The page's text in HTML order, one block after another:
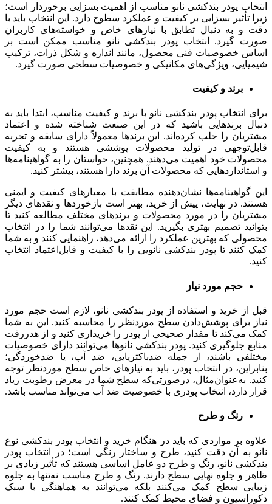
انتخاب پودر بندکشی نانو مناسب از اهمیت بسزایی برخوردار است؛
زیرا تأثیر بسزایی بر کیفیت و عملکرد سطوح دارد. این انتخاب باید با
دقت و به دنبال تطابق با نیازهای خاص و خواسته‌های کاربران
صورت گیرد. انتخاب پودر بندکشی نانو مناسب ممکن است بر
اساس خصوصیات فنی محصول، مانند اندازه و شکل ذرات، ترکیب
شیمیایی، ویژگی‌های مکانیکی و خصوصیات سطحی صورت گیرد.
برند و کیفیت
برای انتخاب پودر بندکشی نانو با برند و کیفیت مناسب، ابتدا باید به
دنبال برندهایی باشید که در این صنعت شناخته شده و اعتماد
مشتریان را جلب کرده‌اند. این برندها معمولاً دارای سابقه و تجربه
قابل‌توجهی در تولید محصولات پوششی هستند و به کیفیت
محصولات خود اهمیت می‌دهند. همچنین، حواستان را به گواهینامه‌ها
و استانداردهایی که محصولات آن برند دارا هستند، بیشتر کنید.
این گواهینامه‌ها نشان‌دهنده مطابقت با معیارهای کیفیت و ایمنی
هستند. در نهایت، پیش از خرید، بهتر است بازخوردها و نقدهای دیگر
مشتریان را در مورد محصولات و برندهای مختلف مطالعه کنید تا
بتوانید تصمیم بهتری بگیرید. این نقدها می‌توانند شما را در انتخاب
محصولی که بهترین عملکرد را ارائه می‌دهد، راهنمایی کنند و به شما
کمک کنند تا پودر بندکشی نانویی را با کیفیت و قابل‌اعتماد انتخاب
کنید.
حجم مورد نیاز
قبل از خرید و استفاده از پودر بندکشی نانو، لازم است حجم مورد
نیاز برای پوشش‌دادن سطح موردنظر را محاسبه کنید. این به شما
کمک می‌کند تا مقدار صحیحی از پودر را خریداری کنید و از هدررفت
منابع جلوگیری کنید. پودر بندکشی نانوها می‌توانند دارای خصوصیات
مختلفی باشند، از جمله ضدباکتریایی، ضد آب، یا ضدخوردگی؛
بنابراین، در انتخاب پودر، باید به نیازهای خاص سطح موردنظر توجه
کنید. به‌عنوان‌مثال، درصورتی‌که سطح شما در معرض رطوبت زیاد
قرار دارد، انتخاب پودری با خصوصیت ضد آب می‌تواند مناسب باشد.
رنگ و طرح
علاوه بر مواردی که باید در هنگام خرید و انتخاب پودر بندکشی نوع
نانو به آن دقت کنید، طرح و ساختار رنگی است؛ در انتخاب پودر
بندکشی نانو، رنگ و طرح دو عامل اساسی هستند که تأثیر زیادی بر
ظاهر و جلوه نهایی سطح دارند. رنگ و طرح مناسب نه‌تنها به جلوه
زیبایی سطح کمک می‌کنند بلکه می‌توانند به هماهنگی با سبک
دکوراسیون و فضای محیط کمک کنند.